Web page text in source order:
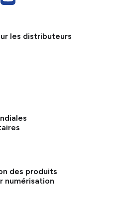
les distributeurs
des produits
numérisation